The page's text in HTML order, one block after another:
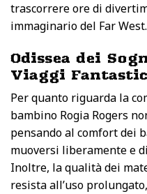
trascorrere ore di
immaginario del Far West.
Odissea dei
Viaggi
Per quanto riguarda la
bambino Rogia Rogers
pensando al comfort dei
muoversi liberamente e
Inoltre, la qualità dei
resista all’uso